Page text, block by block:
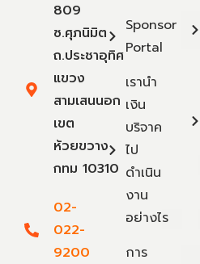
809
ซ.ศุภนิมิต
ถ.ประชาอุทิศ
แขวง
สามเสนนอก
เขต
ห้วยขวาง
กทม 10310
02-
022-
9200
Sponsor
Portal
เรานำ
เงิน
บริจาค
ไป
ดำเนิน
งาน
อย่างไร
การ